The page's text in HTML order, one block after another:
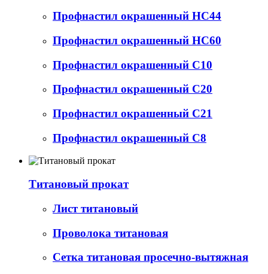
Профнастил окрашенный НС44
Профнастил окрашенный НС60
Профнастил окрашенный С10
Профнастил окрашенный С20
Профнастил окрашенный С21
Профнастил окрашенный С8
Титановый прокат
Лист титановый
Проволока титановая
Сетка титановая просечно-вытяжная